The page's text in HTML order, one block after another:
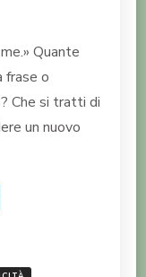
Quante
frase o
Che si tratti di
un nuovo